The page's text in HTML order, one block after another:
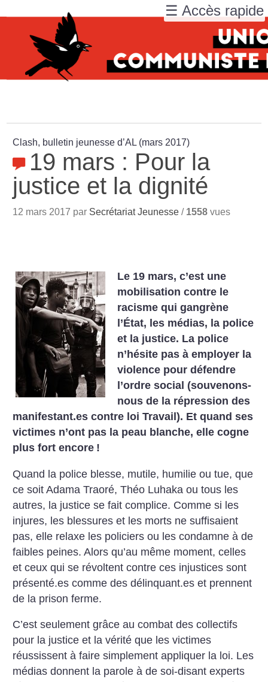
Clash, bulletin jeunesse d’AL (mars 2017)
19 mars : Pour la
justice et la dignité
12 mars 2017 par Secrétariat Jeunesse / 1558 vues
Le 19 mars, c’est une
mobilisation contre le
racisme qui gangrène
l’État, les médias, la police
et la justice. La police
n’hésite pas à employer la
violence pour défendre
l’ordre social (souvenons-
nous de la répression des
manifestant.es contre loi Travail). Et quand ses
victimes n’ont pas la peau blanche, elle cogne
plus fort encore !
Quand la police blesse, mutile, humilie ou tue, que
ce soit Adama Traoré, Théo Luhaka ou tous les
autres, la justice se fait complice. Comme si les
injures, les blessures et les morts ne suffisaient
pas, elle relaxe les policiers ou les condamne à de
faibles peines. Alors qu’au même moment, celles
et ceux qui se révoltent contre ces injustices sont
présenté.es comme des délinquant.es et prennent
de la prison ferme.
C’est seulement grâce au combat des collectifs
pour la justice et la vérité que les victimes
réussissent à faire sim­plement appliquer la loi. Les
médias donnent la parole à de soi-disant experts
☰ Accès rapide